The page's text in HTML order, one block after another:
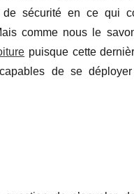
de sécurité en ce qui
comme nous le
puisque cette
de se